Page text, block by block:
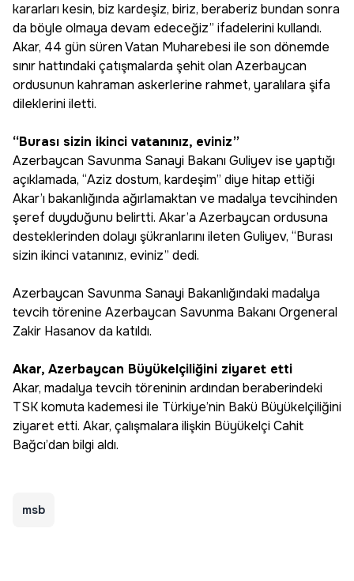
kararları kesin, biz kardeşiz, biriz, beraberiz bundan sonra
da böyle olmaya devam edeceğiz” ifadelerini kullandı.
Akar, 44 gün süren Vatan Muharebesi ile son dönemde
sınır hattındaki çatışmalarda şehit olan Azerbaycan
ordusunun kahraman askerlerine rahmet, yaralılara şifa
dileklerini iletti.
“Burası sizin ikinci vatanınız, eviniz”
Azerbaycan Savunma Sanayi Bakanı Guliyev ise yaptığı
açıklamada, “Aziz dostum, kardeşim” diye hitap ettiği
Akar’ı bakanlığında ağırlamaktan ve madalya tevcihinden
şeref duyduğunu belirtti. Akar’a Azerbaycan ordusuna
desteklerinden dolayı şükranlarını ileten Guliyev, “Burası
sizin ikinci vatanınız, eviniz” dedi.
Azerbaycan Savunma Sanayi Bakanlığındaki madalya
tevcih törenine Azerbaycan Savunma Bakanı Orgeneral
Zakir Hasanov da katıldı.
Akar, Azerbaycan Büyükelçiliğini ziyaret etti
Akar, madalya tevcih töreninin ardından beraberindeki
TSK komuta kademesi ile Türkiye’nin Bakü Büyükelçiliğini
ziyaret etti. Akar, çalışmalara ilişkin Büyükelçi Cahit
Bağcı’dan bilgi aldı.
msb